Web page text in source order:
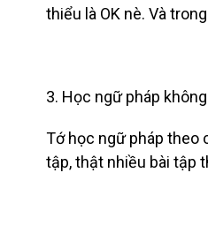
thiểu là OK nè. Và
3. Học ngữ pháp
Tớ học ngữ pháp theo
tập, thật nhiều bài tập